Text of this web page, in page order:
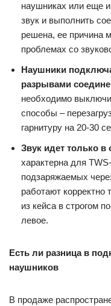
наушниках или еще
звук и выполнить
решена, ее причина
проблемах со
Наушники
разрывами
необходимо
способы –
гарнитуру на 20-30
Звук идет только
характерна для
подзаряжаемых
работают корректно
из кейса в строгом
левое.
Есть ли разница в
наушников
В продаже